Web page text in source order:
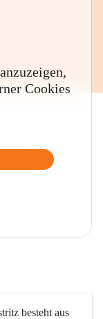
Cookies
besteht aus